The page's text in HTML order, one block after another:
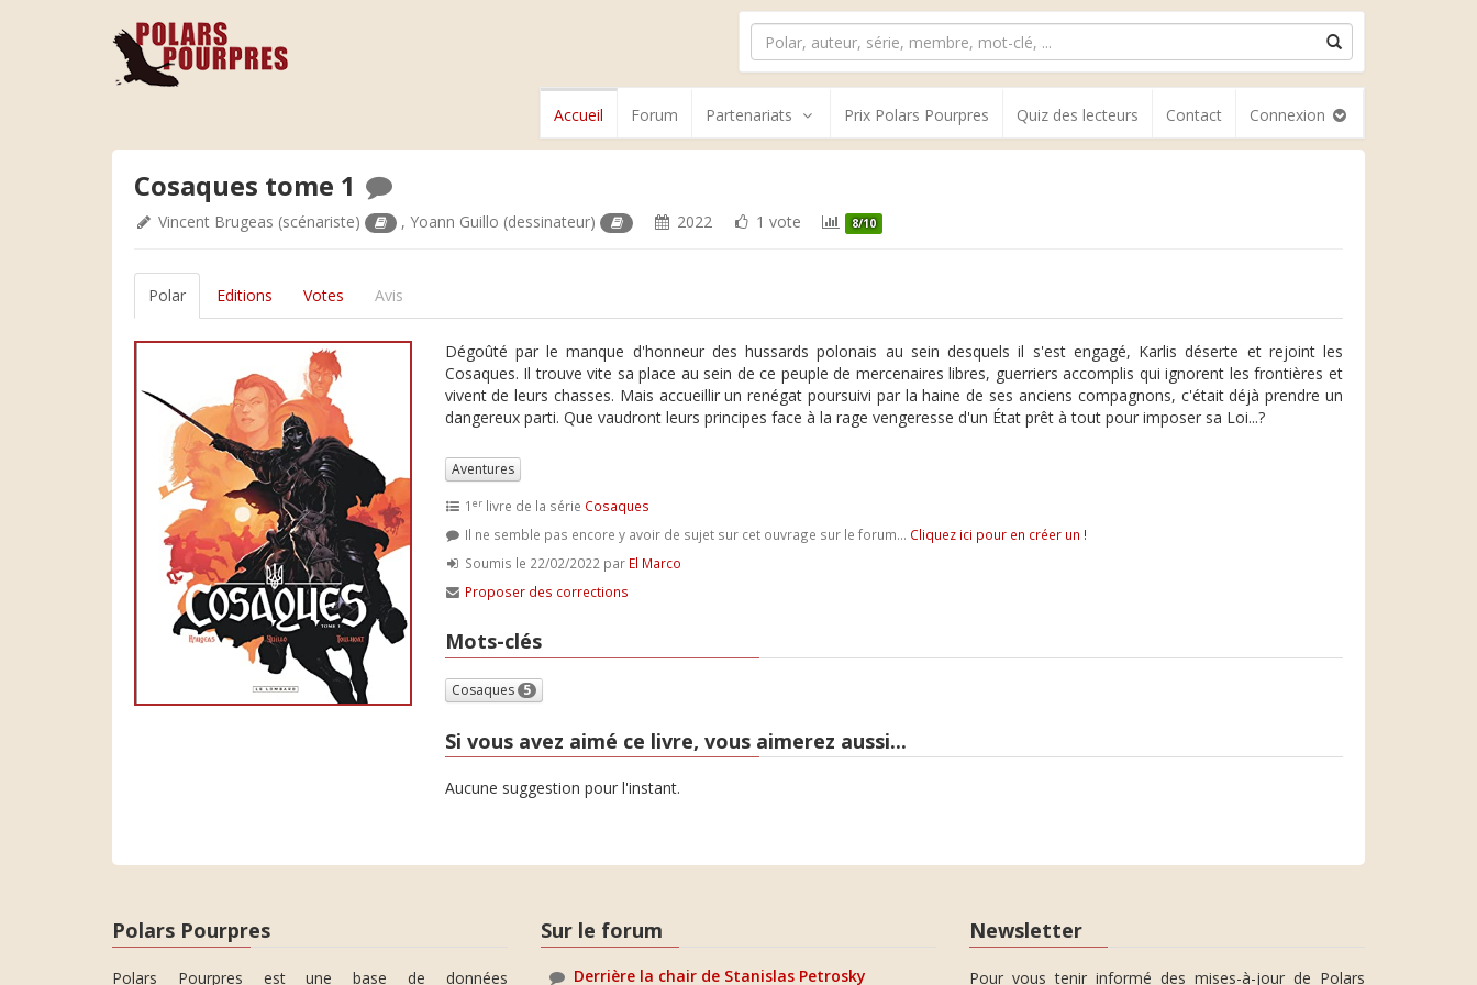
Accueil Forum Partenariats Prix Polars Pourpres Quiz des lecteurs Contact Connexion
Cosaques tome 1
Vincent Brugeas (scénariste) ,Yoann Guillo (dessinateur) 2022 1 vote 8/10
Polar Editions Votes Avis
Dégoûté par le manque d'honneur des hussards polonais au sein desquels il s'est engagé, Karlis déserte et rejoint les
Cosaques. Il trouve vite sa place au sein de ce peuple de mercenaires libres, guerriers accomplis qui ignorent les frontières et
vivent de leurs chasses. Mais accueillir un renégat poursuivi par la haine de ses anciens compagnons, c'était déjà prendre un
dangereux parti. Que vaudront leurs principes face à la rage vengeresse d'un État prêt à tout pour imposer sa Loi...?
Aventures
1 erlivre de la série Cosaques
Il ne semble pas encore y avoir de sujet sur cet ouvrage sur le forum... Cliquez ici pour en créer un !
Soumis le 22/02/2022 par El Marco
Proposer des corrections
Mots-clés
Cosaques 5
Si vous avez aimé ce livre, vous aimerez aussi...
Aucune suggestion pour l'instant.
Polars Pourpres
Polars Pourpres est une base de données
Sur le forum
Derrière la chair de Stanislas Petrosky
Newsletter
Pour vous tenir informé des mises-à-jour de Polars